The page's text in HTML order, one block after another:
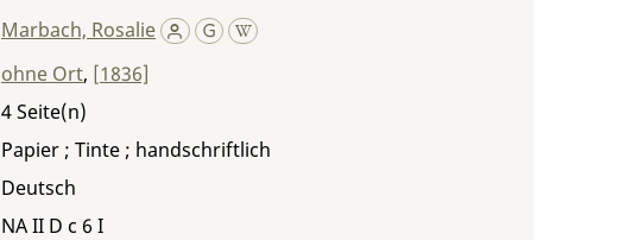
Marbach, Rosalie
ohne Ort, [1836]
4
Papier ; Tinte ; handschriftlich
Deutsch
NA II D c 6 I